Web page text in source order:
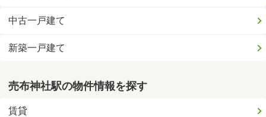
中古一戸建て
新築一戸建て
売布神社駅の物件情報を探す
賃貸